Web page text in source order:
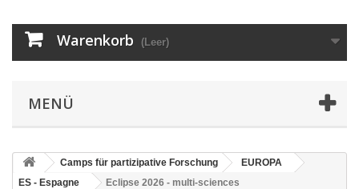
Warenkorb (Leer)
MENÜ
Camps für partizipative Forschung
EUROPA
ES - Espagne
Eclipse 2026 - multi-sciences